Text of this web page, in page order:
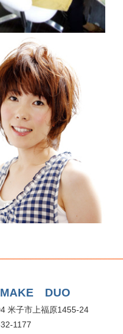
DUO
米子市上福原1455-24
1177